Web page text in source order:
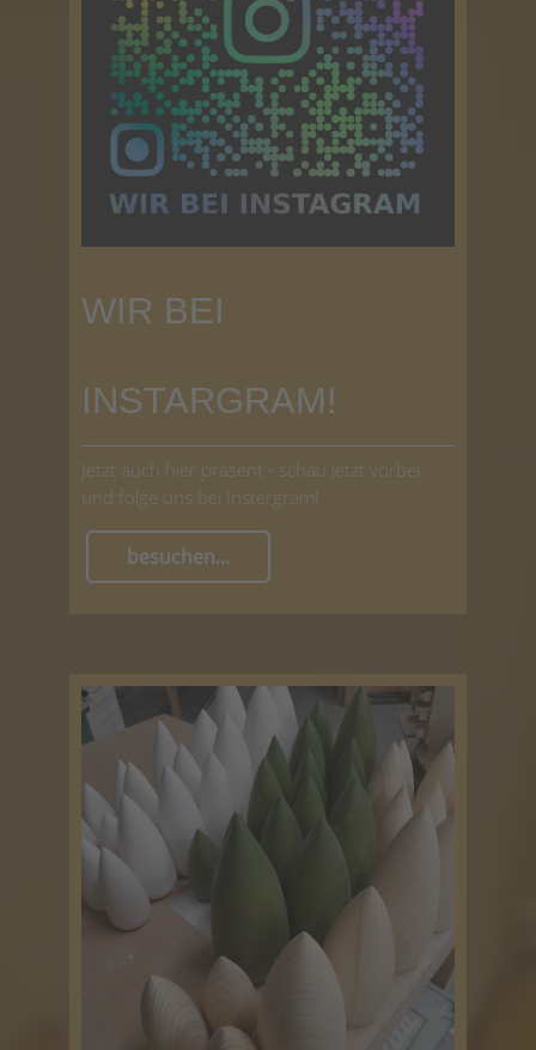
WIR BEI
INSTARGRAM!
Jetzt auch hier präsent - schau jetzt vorbei
und folge uns bei Instergram!
besuchen...